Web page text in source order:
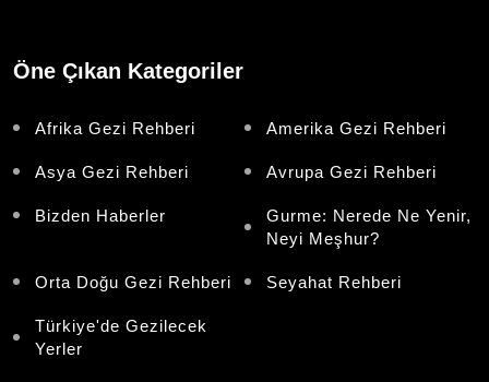
Öne Çıkan Kategoriler
Afrika Gezi Rehberi Amerika Gezi Rehberi
Asya Gezi Rehberi Avrupa Gezi Rehberi
Bizden Haberler
Gurme: Nerede Ne Yenir,
Neyi Meşhur?
Orta Doğu Gezi Rehberi Seyahat Rehberi
Türkiye'de Gezilecek
Yerler